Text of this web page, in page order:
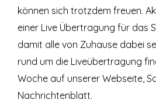
können sich trotzdem freuen.
einer Live Übertragung für das
damit alle von Zuhause dabei
rund um die Liveübertragung
Woche auf unserer Webseite,
Nachrichtenblatt.